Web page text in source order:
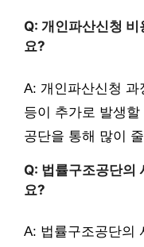
Q: 개인파산신청
요?
A: 개인파산신청
등이 추가로 발생
공단을 통해 많이
Q: 법률구조공단의
요?
A: 법률구조공단의